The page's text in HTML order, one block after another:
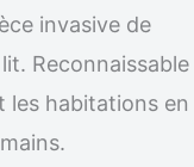
invasive de
Reconnaissable
les habitations en